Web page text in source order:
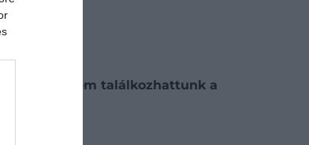
eddig nem találkozhattunk a